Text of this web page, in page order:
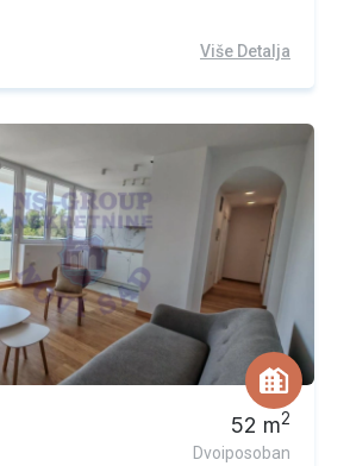
Više Detalja
52 m2
Dvoiposoban